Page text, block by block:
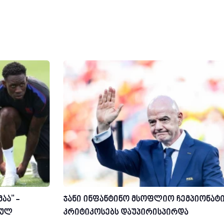
-
ჯანი ინფანტინო მსოფლიო
კრიტიკოსებს დაუპირისპირდა